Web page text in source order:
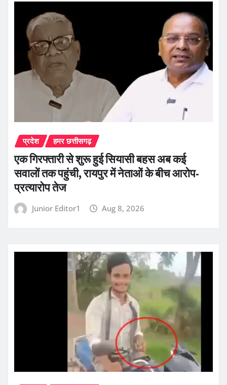
प्रदेश हमर छत्तीसगढ़
एक गिरफ्तारी से शुरू हुई सियासी बहस अब कई
सवालों तक पहुंची, रायपुर में नेताओं के बीच आरोप-
प्रत्यारोप तेज
Junior Editor1 Aug 8, 2026